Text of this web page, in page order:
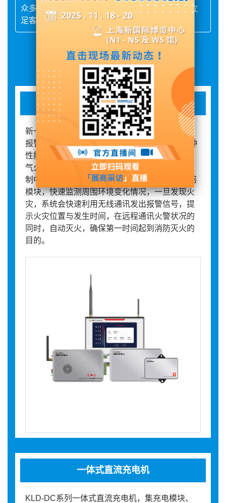
众多用户达成安全、绿色、高效、智能的愿望。立
足客户，服务客户对用户永远的承诺!
展品详情
电气火灾自动灭火产品
新一代的无线电气火灾自动灭火系统，集“预警、
报警、灭火”为一体，是所有用户迫切需要的一种
性能优越、可靠性高、便于安装使用和维护的电
气火灾自动灭火系统，既可独立使用，也可与控
制中心联网使用。 系统通过分布安装的远程传感
模块，快速监测周围环境变化情况，一旦发现火
灾，系统会快速利用无线通讯发出报警信号，提
示火灾位置与发生时间，在远程通讯火警状况的
同时，自动灭火，确保第一时间起到消防灭火的
目的。
一体式直流充电机
KLD-DC系列一体式直流充电机，集充电模块、